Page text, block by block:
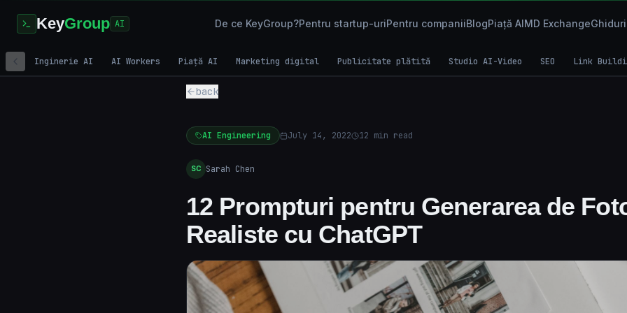
KeyGroup AI De ce KeyGroup?Pentru startup-uriPentru companiiBlogPiață AIMD ExchangeGhiduri
Inginerie AI AI Workers Piață AI Marketing digital Publicitate plătită Studio AI-Video SEO Link
back
AI Engineering July 14, 2022 12 min read
SC Sarah Chen
12 Prompturi pentru Generarea de
Realiste cu ChatGPT